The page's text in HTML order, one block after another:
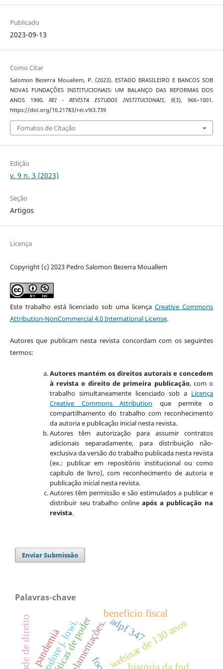
Publicado
2023-09-13
Como Citar
Salomon Bezerra Mouallem, P. (2023). ESTADO BRASILEIRO E BANCOS SOB
NOVAS FUNDAÇÕES INSTITUCIONAIS: UM BALANÇO DAS REFORMAS DOS
ANOS 1990.REI - REVISTA ESTUDOS INSTITUCIONAIS,9(3), 966–1001.
https://doi.org/10.21783/rei.v9i3.739
Fomatos de Citação
Edição
v. 9 n. 3 (2023)
Seção
Artigos
Licença
Copyright (c) 2023 Pedro Salomon Bezerra Mouallem
Este trabalho está licenciado sob uma licençaCreative Commons
Attribution-NonCommercial 4.0 International License.
Autores que publicam nesta revista concordam com os seguintes
termos:
Autores mantém os direitos autorais e concedem
à revista o direito de primeira publicação, com o
trabalho simultaneamente licenciado sob a Licença
Creative Commons Attribution que permite o
compartilhamento do trabalho com reconhecimento
da autoria e publicação inicial nesta revista.
Autores têm autorização para assumir contratos
adicionais separadamente, para distribuição não-
exclusiva da versão do trabalho publicada nesta revista
(ex.: publicar em repositório institucional ou como
capítulo de livro), com reconhecimento de autoria e
publicação inicial nesta revista.
Autores têm permissão e são estimulados a publicar e
distribuir seu trabalho onlineapós a publicação na
revista.
Enviar Submissão
Palavras-chave
regulamentações.
práticas de poder webinar de 130 anos
theodore j. lowi.
benefício fiscal
adpf 347
pandemia